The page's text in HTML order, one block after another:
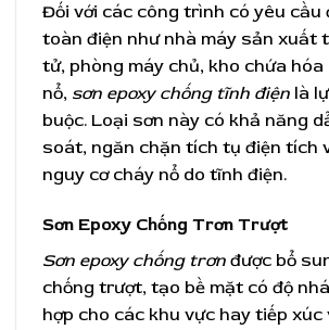
Đối với các công trình có yêu cầu
toàn điện như nhà máy sản xuất
tử, phòng máy chủ, kho chứa
nổ, sơn epoxy chống tĩnh điện là
buộc. Loại sơn này có khả năng
soát, ngăn chặn tích tụ điện tích
nguy cơ cháy nổ do tĩnh điện.
Sơn Epoxy Chống Trơn Trượt
Sơn epoxy chống trơn được bổ
chống trượt, tạo bề mặt có độ
hợp cho các khu vực hay tiếp xúc